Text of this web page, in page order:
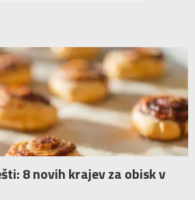
8 novih krajev za obisk v